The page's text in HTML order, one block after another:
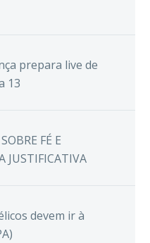
prepara live de
13
FÉ E
JUSTIFICATIVA
devem ir à